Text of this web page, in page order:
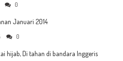
0
Januari 2014
0
hijab, Di tahan di bandara Inggeris